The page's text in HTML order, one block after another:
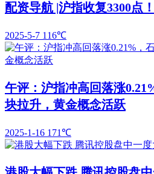
配资导航 |沪指收复3300点！
2025-5-7 116℃
午评：沪指冲高回落涨
块拉升，黄金概念活跃
2025-1-16 171℃